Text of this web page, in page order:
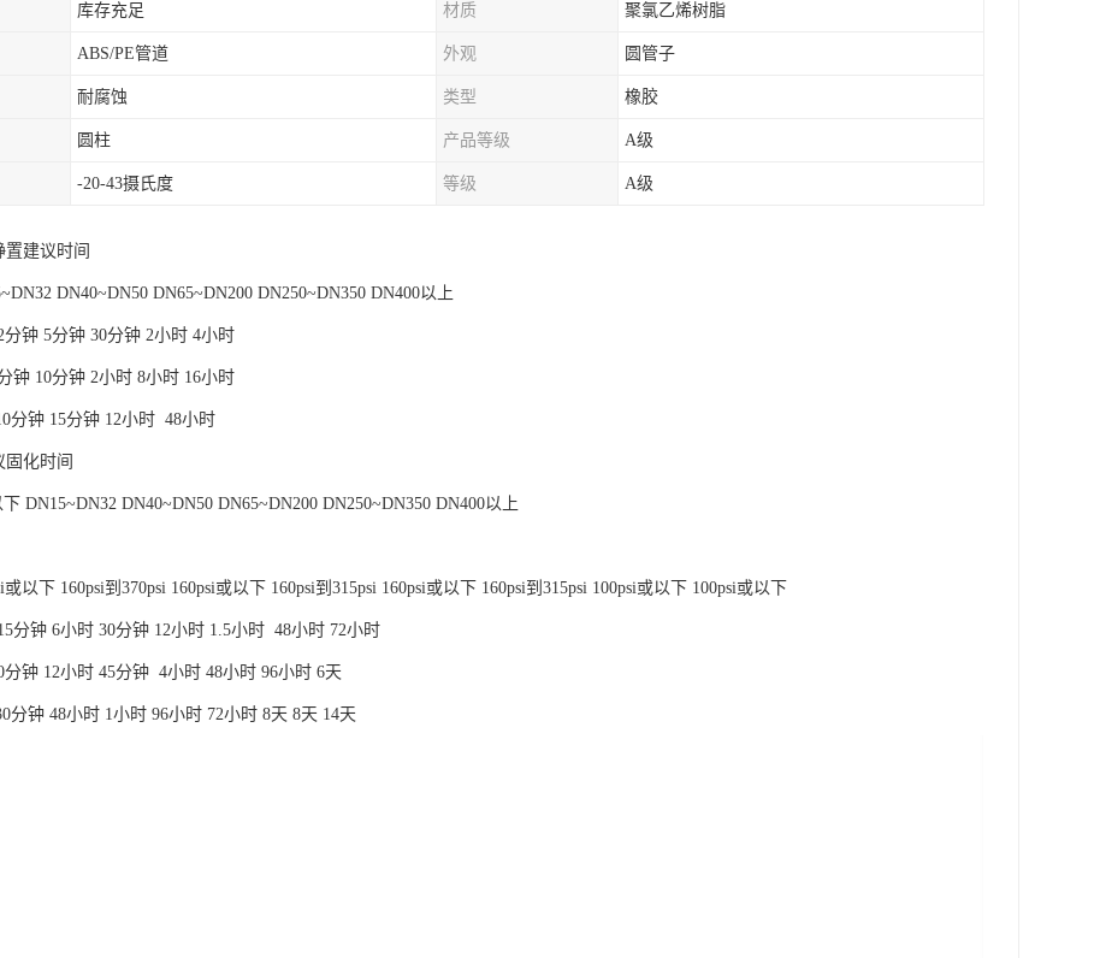
库存充足 材质 聚氯乙烯树脂
ABS/PE管道 外观 圆管子
耐腐蚀 类型 橡胶
圆柱 产品等级 A级
-20-43摄氏度 等级 A级
建议时间
DN40~DN50 DN65~DN200 DN250~DN350 DN400以上
钟 5分钟 30分钟 2小时 4小时
10分钟 2小时 8小时 16小时
钟 15分钟 12小时 48小时
化时间
DN15~DN32 DN40~DN50 DN65~DN200 DN250~DN350 DN400以上
以下 160psi到370psi 160psi或以下 160psi到315psi 160psi或以下 160psi到315psi 100psi或以下 100psi或以下
分钟 6小时 30分钟 12小时 1.5小时 48小时 72小时
钟 12小时 45分钟 4小时 48小时 96小时 6天
钟 48小时 1小时 96小时 72小时 8天 8天 14天